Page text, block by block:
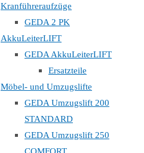
Kranführeraufzüge
GEDA 2 PK
AkkuLeiterLIFT
GEDA AkkuLeiterLIFT
Ersatzteile
Möbel- und Umzugslifte
GEDA Umzugslift 200
STANDARD
GEDA Umzugslift 250